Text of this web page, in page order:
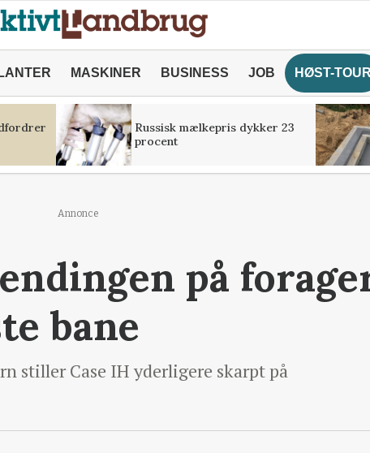
MASKINER BUSINESS JOB HØST-TOUR
Russisk mælkepris dykker 23
procent
Annonce
på
bane
stiller Case IH yderligere skarpt på